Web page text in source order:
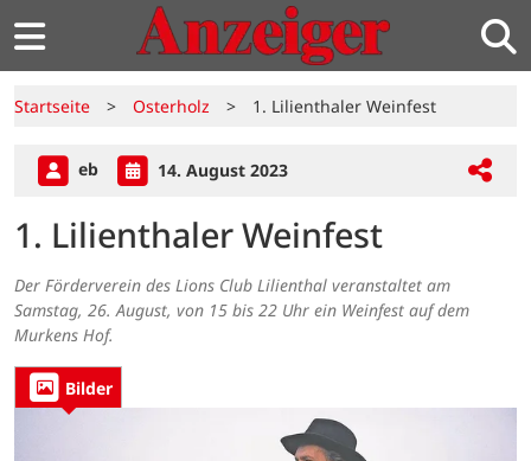
Startseite > Osterholz > 1. Lilienthaler Weinfest
eb 14. August 2023
1. Lilienthaler Weinfest
Der Förderverein des Lions Club Lilienthal veranstaltet am
Samstag, 26. August, von 15 bis 22 Uhr ein Weinfest auf dem
Murkens Hof.
Bilder